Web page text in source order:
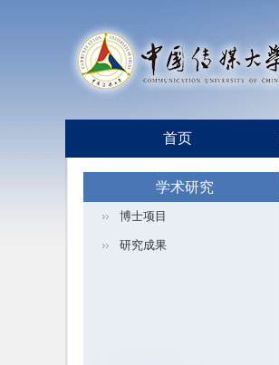
首页
学术研究
博士项目
研究成果